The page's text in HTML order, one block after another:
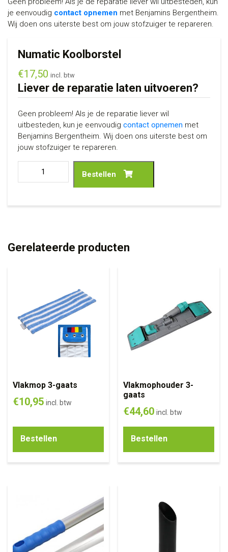
je eenvoudig contact opnemen met Benjamins Bergentheim.
Wij doen ons uiterste best om jouw stofzuiger te repareren.
Numatic Koolborstel
€17,50 incl. btw
Liever de reparatie laten uitvoeren?
Geen probleem! Als je de reparatie liever wil
uitbesteden, kun je eenvoudig contact opnemen met
Benjamins Bergentheim. Wij doen ons uiterste best om
jouw stofzuiger te repareren.
Bestellen
Gerelateerde producten
Vlakmop 3-gaats
€10,95 incl. btw
Bestellen
Vlakmophouder 3-
gaats
€44,60 incl. btw
Bestellen